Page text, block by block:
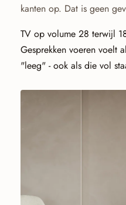
kanten op. Dat is geen
TV op volume 28 terwijl
Gesprekken voeren voelt
"leeg" - ook als die vol